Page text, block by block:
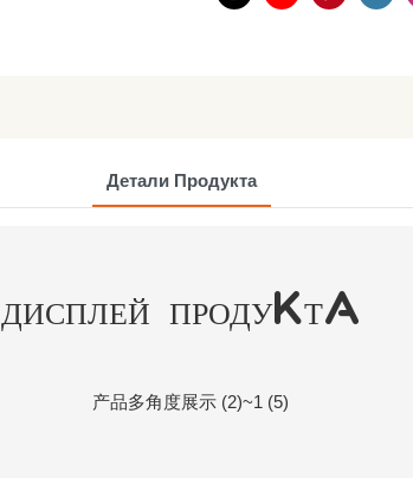
Детали Продукта
ДИСПЛЕЙ ПРОДУКТА